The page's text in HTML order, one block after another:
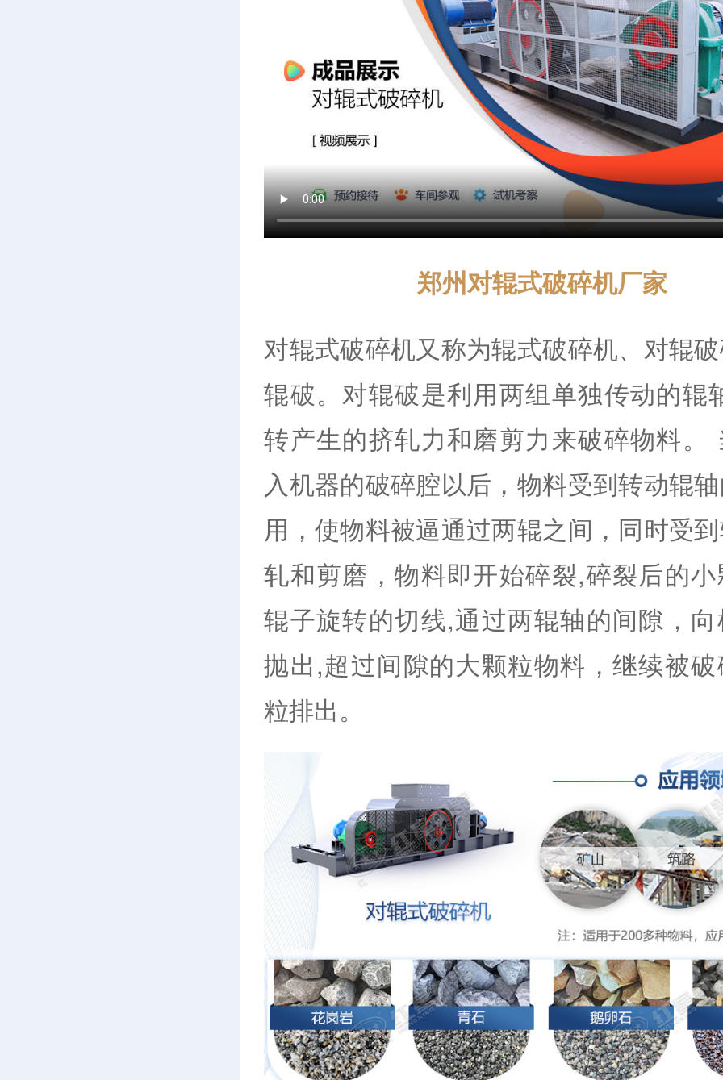
郑州对辊式破碎机厂家
对辊式破碎机又称为辊式破碎机、对辊
辊破。对辊破是利用两组单独传动的辊
转产生的挤轧力和磨剪力来破碎物料。
入机器的破碎腔以后，物料受到转动辊
用，使物料被逼通过两辊之间，同时受
轧和剪磨，物料即开始碎裂,碎裂后的
辊子旋转的切线,通过两辊轴的间隙，
抛出,超过间隙的大颗粒物料，继续被
粒排出。